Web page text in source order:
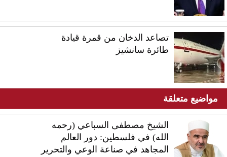
تصاعد الدخان من قمرة قيادة
طائرة سانشيز
مواضيع متعلقة
الشيخ مصطفى السباعي (رحمه
الله) في فلسطين: دور العالم
المجاهد في صناعة الوعي والتحرير